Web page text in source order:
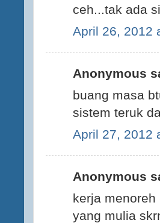
ceh...tak ada
April 26, 2012
Anonymous
buang masa
sistem teruk
April 27, 2012
Anonymous
kerja
yang mulia